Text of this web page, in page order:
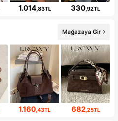
1.014,83TL 330,92TL
Mağazaya Gir
1.160,43TL 682,25TL